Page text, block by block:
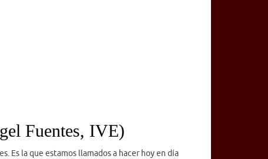
Fuentes, IVE)
Es la que estamos llamados a hacer hoy en día